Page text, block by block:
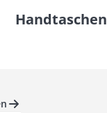
Handtaschen